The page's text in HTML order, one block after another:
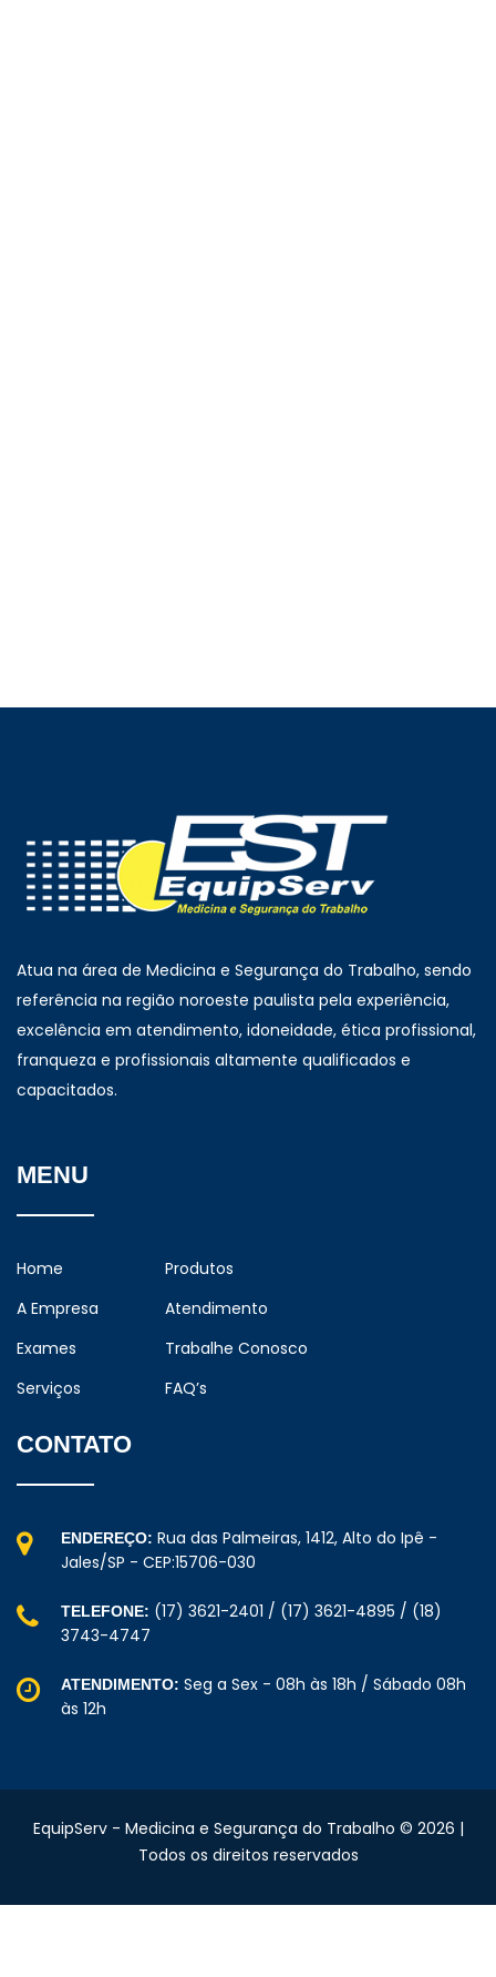
Atua na área de Medicina e Segurança do Trabalho, sendo
referência na região noroeste paulista pela experiência,
excelência em atendimento, idoneidade, ética profissional,
franqueza e profissionais altamente qualificados e
capacitados.
MENU
Home
A Empresa
Exames
Serviços
Produtos
Atendimento
Trabalhe Conosco
FAQ’s
CONTATO
ENDEREÇO: Rua das Palmeiras, 1412, Alto do Ipê -
Jales/SP - CEP:15706-030
TELEFONE: (17) 3621-2401 / (17) 3621-4895 / (18)
3743-4747
ATENDIMENTO: Seg a Sex - 08h às 18h / Sábado 08h
às 12h
EquipServ - Medicina e Segurança do Trabalho © 2026 |
Todos os direitos reservados